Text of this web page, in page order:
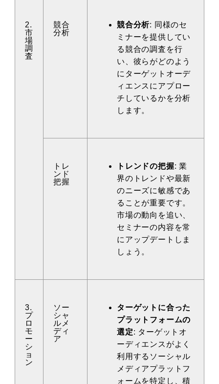
2.
市
場
調
査
競合
分析
競合分析: 同様のセ
ミナーを提供してい
る競合の調査を行
い、彼らがどのよう
にターゲットオーデ
ィエンスにアプロー
チしているかを分析
します。
トレ
ンド
把握
トレンドの把握: 業
界のトレンドや最新
のニーズに敏感であ
ることが重要です。
市場の動向を追い、
セミナーの内容を常
にアップデートしま
しょう。
3.
プ
ロ
モ
ー
シ
ョ
ン
ソー
シャ
ルメ
ディ
ア
ターゲットに合った
プラットフォームの
選定: ターゲットオ
ーディエンスがよく
利用するソーシャル
メディアプラットフ
ォームを特定し、積